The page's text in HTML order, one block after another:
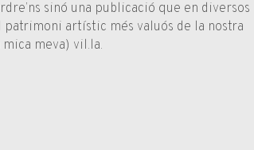
sinó una publicació que en diversos
patrimoni artístic més valuós de la nostra
meva) vil.la.